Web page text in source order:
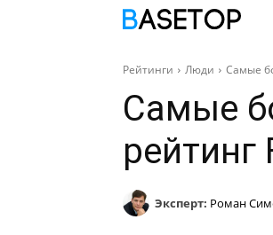
Рейтинги Люди Самые
Самые
рейтинг
Эксперт: Роман